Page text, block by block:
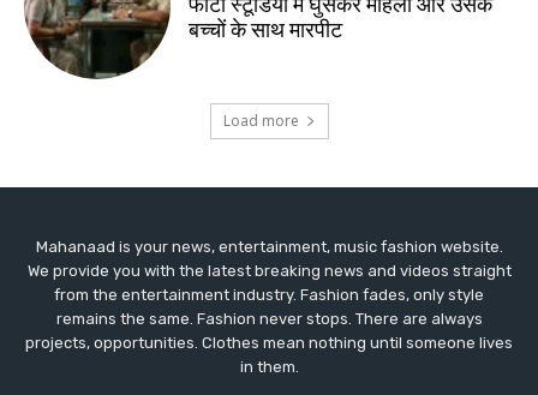
Mahanaad is your news, entertainment, music fashion website.
We provide you with the latest breaking news and videos straight
from the entertainment industry. Fashion fades, only style
remains the same. Fashion never stops. There are always
projects, opportunities. Clothes mean nothing until someone lives
in them.